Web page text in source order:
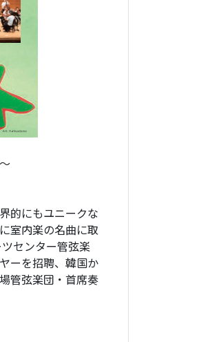
的にもユニークな
室内楽の名曲に取
センター管弦楽
ーを招聘、韓国か
管弦楽団・首席奏